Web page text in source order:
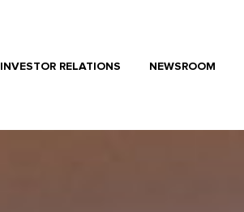
INVESTOR RELATIONS NEWSROOM